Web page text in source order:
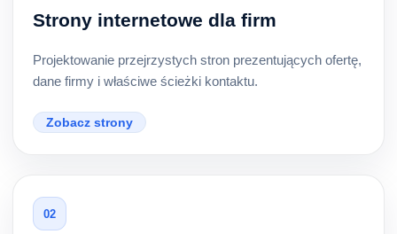
Strony internetowe dla firm
Projektowanie przejrzystych stron prezentujących ofertę,
dane firmy i właściwe ścieżki kontaktu.
Zobacz strony
02